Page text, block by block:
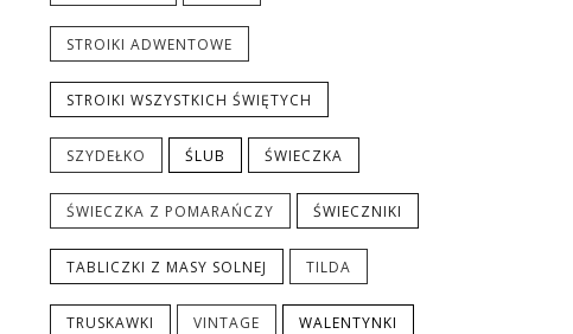
STROIKI ADWENTOWE
STROIKI WSZYSTKICH ŚWIĘTYCH
SZYDEŁKO ŚLUB ŚWIECZKA
ŚWIECZKA Z POMARAŃCZY ŚWIECZNIKI
TABLICZKI Z MASY SOLNEJ TILDA
TRUSKAWKI VINTAGE WALENTYNKI